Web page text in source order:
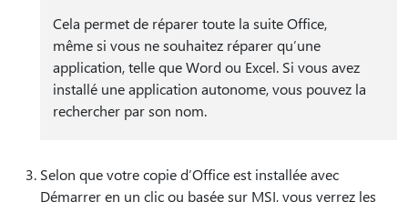
Cela permet de réparer toute la suite Office,
même si vous ne souhaitez réparer qu’une
application, telle que Word ou Excel. Si vous avez
installé une application autonome, vous pouvez la
rechercher par son nom.
Selon que votre copie d’Office est installée avec
Démarrer en un clic ou basée sur MSI, vous verrez les